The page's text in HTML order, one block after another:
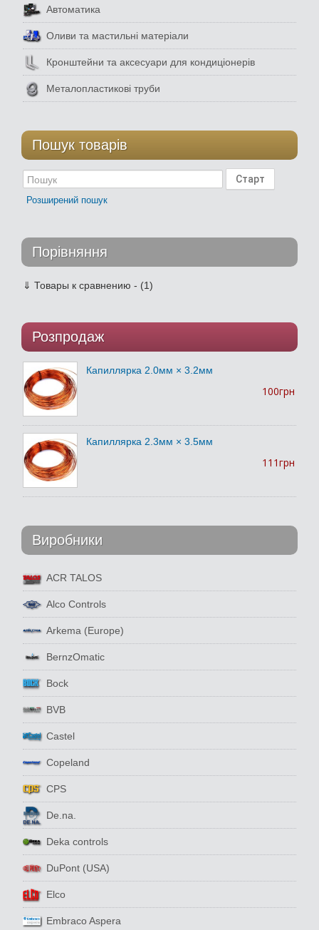
Автоматика
Оливи та мастильні матеріали
Кронштейни та аксесуари для кондиціонерів
Металопластикові труби
Пошук товарів
Розширений пошук
Порівняння
⇓ Товары к сравнению - (1)
Розпродаж
Капиллярка 2.0мм × 3.2мм
100грн
Капиллярка 2.3мм × 3.5мм
111грн
Виробники
ACR TALOS
Alco Controls
Arkema (Europe)
BernzOmatic
Bock
BVB
Castel
Copeland
CPS
De.na.
Deka controls
DuPont (USA)
Elco
Embraco Aspera